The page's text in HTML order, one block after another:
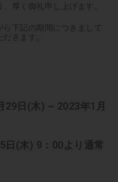
厚く御礼申し上げます。
ら下記の期間につきまして
きます。
29日(木) ~ 2023年1月
日(木) 9：00より通常